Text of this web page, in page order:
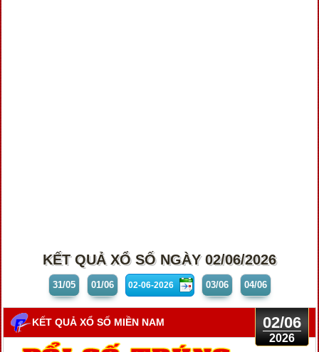
KẾT QUẢ XỔ SỐ NGÀY 02/06/2026
31/05 01/06 03/06 04/06
KẾT QUẢ XỔ SỐ MIỀN NAM 02/06
2026